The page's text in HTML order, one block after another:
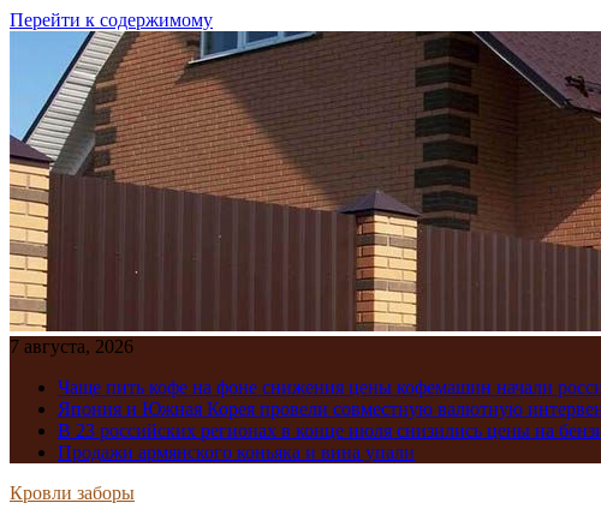
Перейти к содержимому
7 августа, 2026
Чаще пить кофе на фоне снижения цены кофемашин начали
Япония и Южная Корея провели совместную валютную
В 23 российских регионах в конце июля снизились цены на
Продажи армянского коньяка и вина упали
Кровли заборы